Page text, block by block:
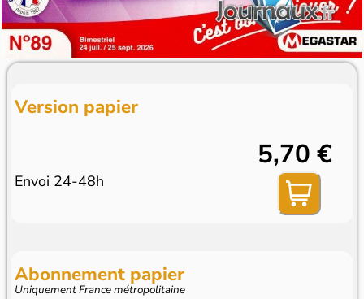
Version papier
Envoi 24-48h
5,70 €
Abonnement papier
Uniquement France métropolitaine